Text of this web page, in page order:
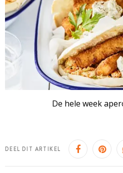
De hele week
DEEL DIT ARTIKEL